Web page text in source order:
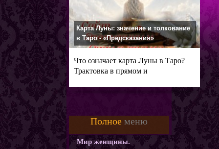
Карта Луны: значение и толкование
в Таро - «Предсказания»
Что означает карта Луны в Таро?
Трактовка в прямом и
Полное меню
Мир женщины.